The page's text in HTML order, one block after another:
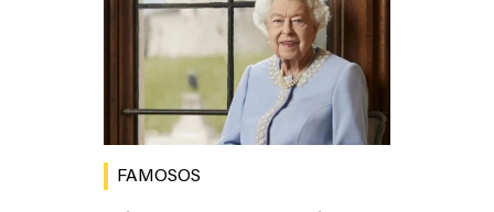
FAMOSOS